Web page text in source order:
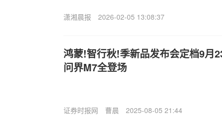
潇湘晨报 2026-02-05 13:08:37
鸿蒙!智行秋!季新品发布会定档9月
问界M7全登场
证券时报网 曹晨 2025-08-05 21:44